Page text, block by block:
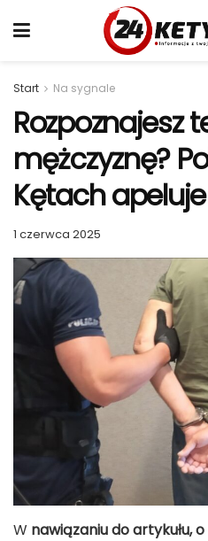
Start Na sygnale
Rozpoznajesz
mężczyznę?
Kętach
1 czerwca 2025
W nawiązaniu do artykułu,